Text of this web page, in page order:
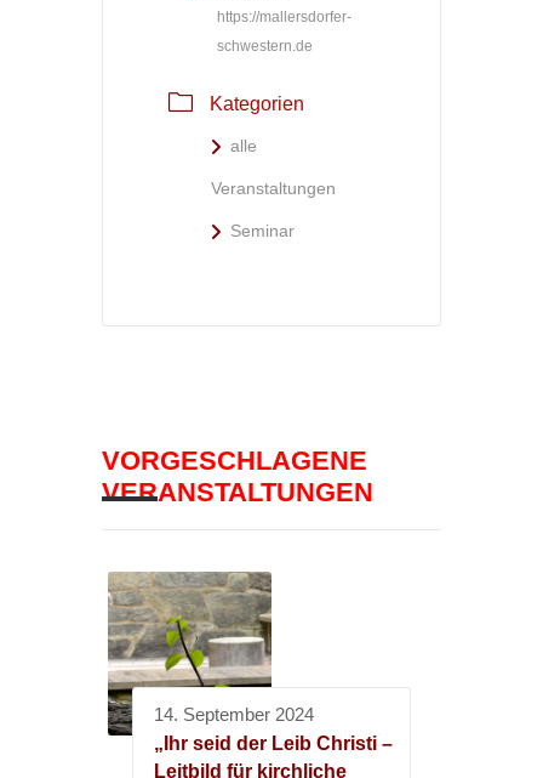
https://mallersdorfer-
schwestern.de
Kategorien
alle
Veranstaltungen
Seminar
VORGESCHLAGENE
VERANSTALTUNGEN
14. September 2024
„Ihr seid der Leib Christi –
Leitbild für kirchliche